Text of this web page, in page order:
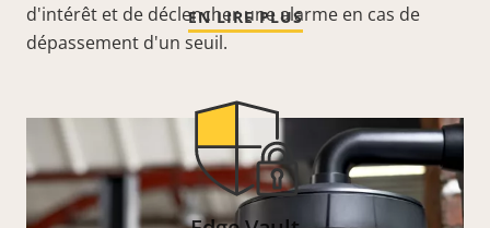
d'intérêt et de déclencher une alarme en cas de
dépassement d'un seuil.
EN LIRE PLUS